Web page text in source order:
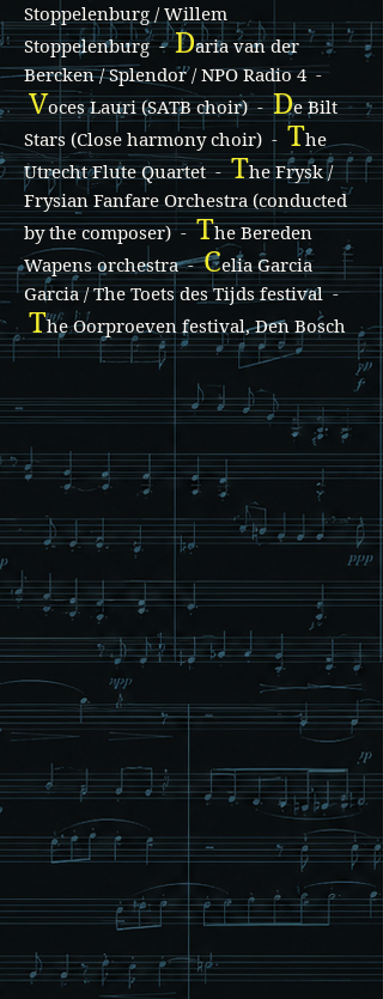
Stoppelenburg / Willem
Stoppelenburg -Daria van der
Bercken / Splendor / NPO Radio 4 -
Voces Lauri (SATB choir) -De Bilt
Stars (Close harmony choir) - The
Utrecht Flute Quartet -The Frysk /
Frysian Fanfare Orchestra (conducted
by the composer) -The Bereden
Wapens orchestra -Celia Garcia
Garcia / The Toets des Tijds festival -
The Oorproeven festival, Den Bosch